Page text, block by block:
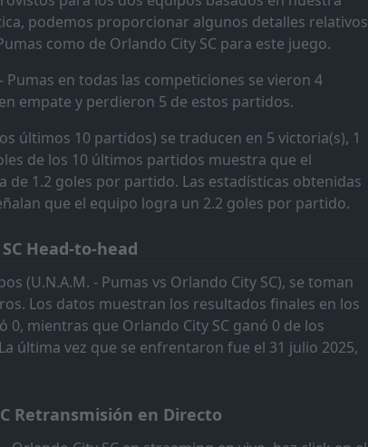
6
2
L
1
1
D
4
3
W
2
4
3
2
L
podemos proporcionar algunos detalles relativos
como de Orlando City SC para este juego.
en todas las competiciones se vieron 4
empate y perdieron 5 de estos partidos.
últimos 10 partidos) se traducen en 5 victoria(s), 1
de los 10 últimos partidos muestra que el
de 1.2 goles por partido. Las estadísticas obtenidas
que el equipo logra un 2.2 goles por partido.
Head-to-head
(U.N.A.M. - Pumas vs Orlando City SC), se toman
Los datos muestran los resultados finales en los
0, mientras que Orlando City SC ganó 0 de los
última vez que se enfrentaron fue el 31 julio 2025,
Retransmisión en Directo